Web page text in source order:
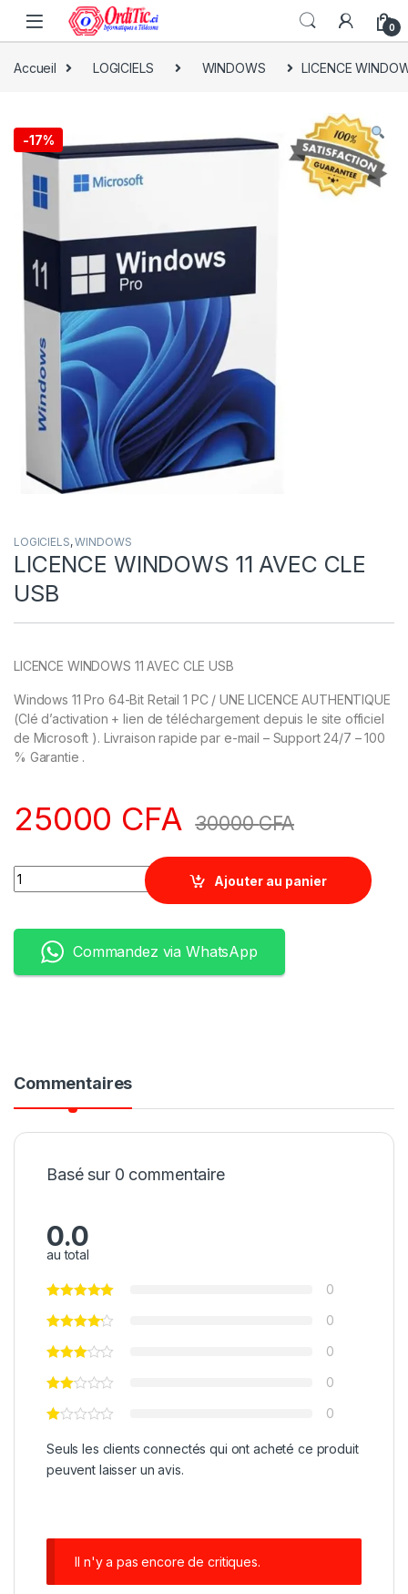
0
Accueil LOGICIELS WINDOWS LICENCE
-17%
LOGICIELS,WINDOWS
LICENCE WINDOWS 11 AVEC CLE
USB
LICENCE WINDOWS 11 AVEC CLE USB
Windows 11 Pro 64-Bit Retail 1 PC / UNE LICENCE AUTHENTIQUE
(Clé d’activation + lien de téléchargement depuis le site officiel
de Microsoft ). Livraison rapide par e-mail – Support 24/7 – 100
% Garantie .
25000 CFA 30000CFA
Quantity
Ajouter au panier
Commandez via WhatsApp
Commentaires
Basé sur 0 commentaire
0.0
au total
0
0
0
0
0
Seuls les clients connectés qui ont acheté ce produit
peuvent laisser un avis.
Il n'y a pas encore de critiques.